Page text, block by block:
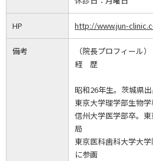
HP http://www.jun-
備考
（院長プロフィール）
経 歴
昭和26年生。茨城県
東京大学理学部生物
信州大学医学部卒。
局
東京医科歯科大学大
に参画